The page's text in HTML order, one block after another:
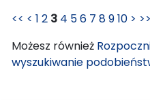
<< < 1 2 3 4 56 7 8910 > >>
Możesz również
wyszukiwanie